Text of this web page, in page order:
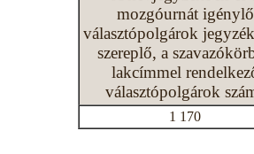
mozgóurnát igénylő
választópolgárok
szereplő, a
lakcímmel
választópolgárok
1 170